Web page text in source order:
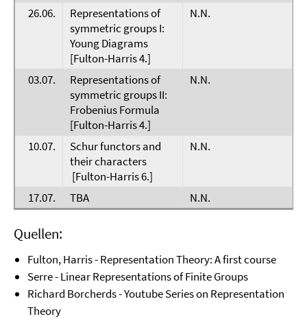
26.06.
Representations of
symmetric groups I:
Young Diagrams
[Fulton-Harris 4.]
N.N.
03.07.
Representations of
symmetric groups II:
Frobenius Formula
[Fulton-Harris 4.]
N.N.
10.07.
Schur functors and
their characters
[Fulton-Harris 6.]
N.N.
17.07. TBA N.N.
Quellen:
Fulton, Harris - Representation Theory: A first course
Serre - Linear Representations of Finite Groups
Richard Borcherds - Youtube Series on Representation
Theory